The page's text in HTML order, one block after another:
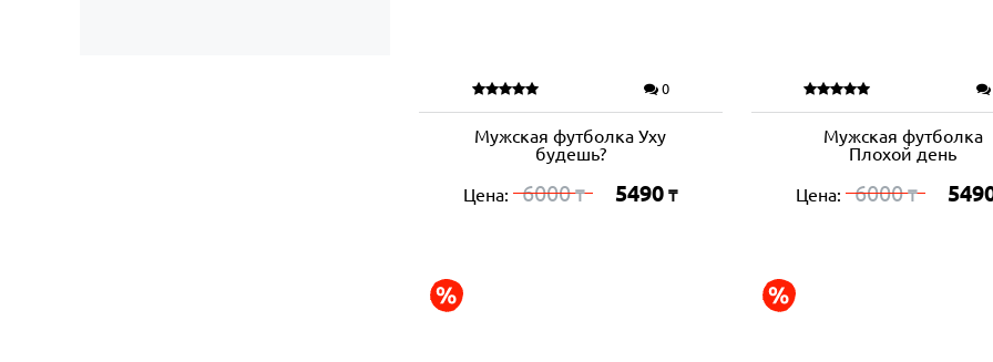
0
Мужская футболка Уху
будешь?
Цена: 6000₸ 5490 ₸
Мужская футболка
Плохой день
Цена: 6000₸